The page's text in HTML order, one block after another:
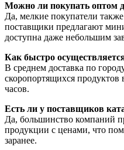
Можно ли покупать оптом
Да, мелкие покупатели также
поставщики предлагают
доступна даже небольшим
Как быстро
В среднем доставка по
скоропортящихся продуктов
часов.
Есть ли у поставщиков
Да, большинство компаний
продукции с ценами, что
заранее.